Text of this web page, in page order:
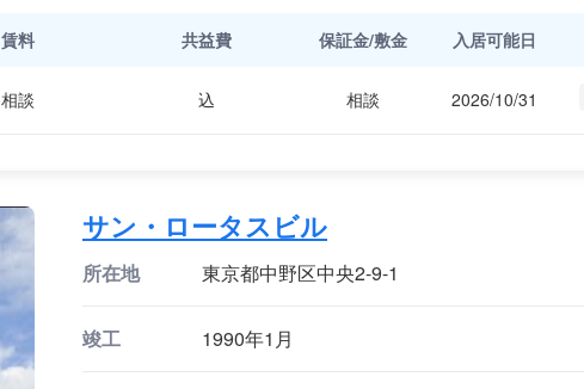
賃料 共益費 保証金/敷金 入居可能日
相談 込 相談 2026/10/31
サン・ロータスビル
所在地 東京都中野区中央2-9-1
竣工 1990年1月